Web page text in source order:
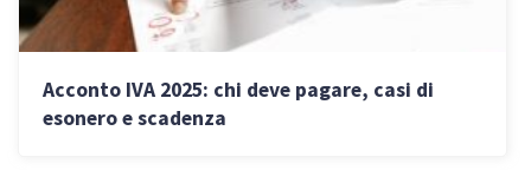
Acconto IVA 2025: chi deve pagare, casi di
esonero e scadenza